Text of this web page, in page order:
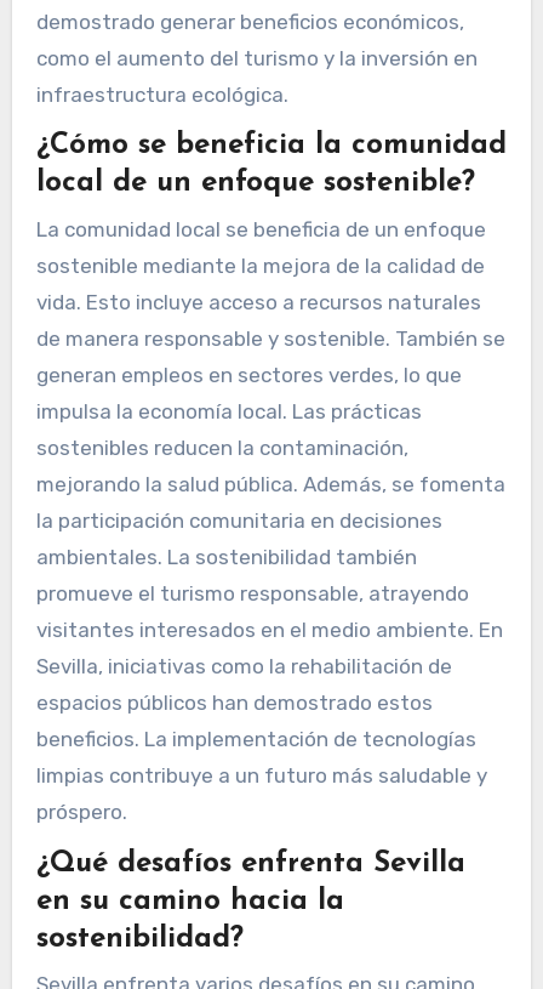
demostrado generar beneficios económicos,
como el aumento del turismo y la inversión en
infraestructura ecológica.
¿Cómo se beneficia la comunidad
local de un enfoque sostenible?
La comunidad local se beneficia de un enfoque
sostenible mediante la mejora de la calidad de
vida. Esto incluye acceso a recursos naturales
de manera responsable y sostenible. También se
generan empleos en sectores verdes, lo que
impulsa la economía local. Las prácticas
sostenibles reducen la contaminación,
mejorando la salud pública. Además, se fomenta
la participación comunitaria en decisiones
ambientales. La sostenibilidad también
promueve el turismo responsable, atrayendo
visitantes interesados en el medio ambiente. En
Sevilla, iniciativas como la rehabilitación de
espacios públicos han demostrado estos
beneficios. La implementación de tecnologías
limpias contribuye a un futuro más saludable y
próspero.
¿Qué desafíos enfrenta Sevilla
en su camino hacia la
sostenibilidad?